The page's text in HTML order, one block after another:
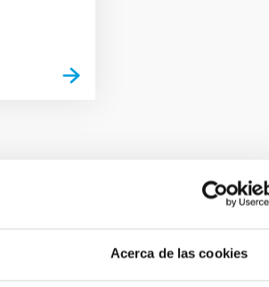
Acerca de las cookies
and Core Scales